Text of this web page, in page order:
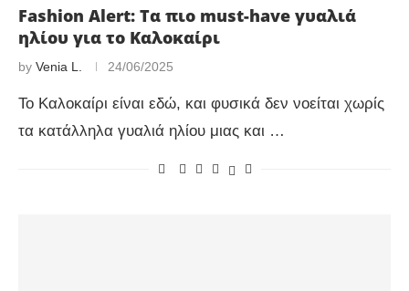
Fashion Alert: Τα πιο must-have γυαλιά
ηλίου για το Καλοκαίρι
by Venia L. 24/06/2025
Το Καλοκαίρι είναι εδώ, και φυσικά δεν νοείται χωρίς
τα κατάλληλα γυαλιά ηλίου μιας και …